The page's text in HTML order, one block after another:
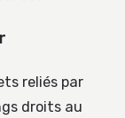
reliés par
droits au